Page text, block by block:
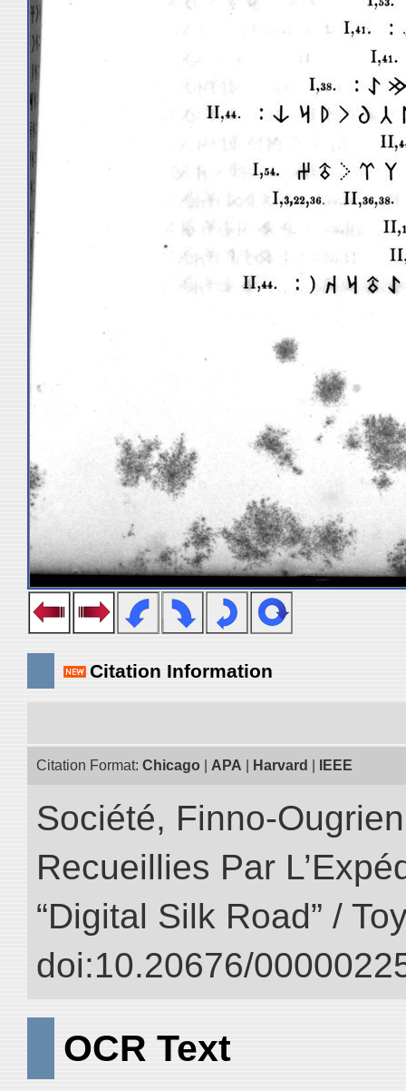
Citation Information
Citation Format: Chicago APA Harvard IEEE
Société, Finno-
Recueillies Par
“Digital Silk Road” /
doi:10.20676/
OCR Text